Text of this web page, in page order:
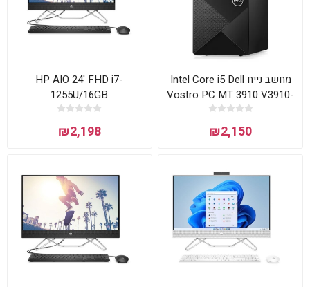
מחשב נייח Intel Core i5 Dell
Vostro PC MT 3910 V3910-
5004 דל
₪2,150
HP AIO 24' FHD i7-
1255U/16GB
WIN11HOME/BLACK/3Y
₪2,198